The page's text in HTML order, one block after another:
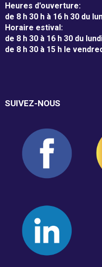
Heures d'ouverture:
de 8 h 30 h à 16 h 30 du
Horaire estival:
de 8 h 30 à 16 h 30 du
de 8 h 30 à 15 h le
SUIVEZ-NOUS